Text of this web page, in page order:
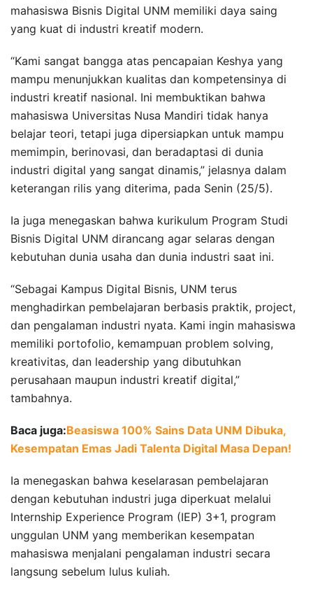
mahasiswa Bisnis Digital UNM memiliki daya saing
yang kuat di industri kreatif modern.
“Kami sangat bangga atas pencapaian Keshya yang
mampu menunjukkan kualitas dan kompetensinya di
industri kreatif nasional. Ini membuktikan bahwa
mahasiswa Universitas Nusa Mandiri tidak hanya
belajar teori, tetapi juga dipersiapkan untuk mampu
memimpin, berinovasi, dan beradaptasi di dunia
industri digital yang sangat dinamis,” jelasnya dalam
keterangan rilis yang diterima, pada Senin (25/5).
Ia juga menegaskan bahwa kurikulum Program Studi
Bisnis Digital UNM dirancang agar selaras dengan
kebutuhan dunia usaha dan dunia industri saat ini.
“Sebagai Kampus Digital Bisnis, UNM terus
menghadirkan pembelajaran berbasis praktik, project,
dan pengalaman industri nyata. Kami ingin mahasiswa
memiliki portofolio, kemampuan problem solving,
kreativitas, dan leadership yang dibutuhkan
perusahaan maupun industri kreatif digital,”
tambahnya.
Baca juga:Beasiswa 100% Sains Data UNM Dibuka,
Kesempatan Emas Jadi Talenta Digital Masa Depan!
Ia menegaskan bahwa keselarasan pembelajaran
dengan kebutuhan industri juga diperkuat melalui
Internship Experience Program (IEP) 3+1, program
unggulan UNM yang memberikan kesempatan
mahasiswa menjalani pengalaman industri secara
langsung sebelum lulus kuliah.